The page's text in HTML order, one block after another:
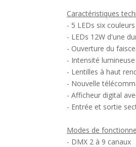
Caractéristiques
- 5 LEDs six
- LEDs 12W d'une
- Ouverture du
- Intensité
- Lentilles à haut
- Nouvelle
- Afficheur digital
- Entrée et sortie
Modes de
- DMX 2 à 9 canaux